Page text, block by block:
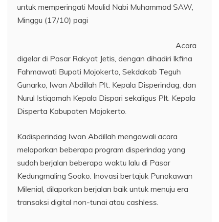
untuk memperingati Maulid Nabi Muhammad SAW,
Minggu (17/10) pagi
Acara
digelar di Pasar Rakyat Jetis, dengan dihadiri Ikfina
Fahmawati Bupati Mojokerto, Sekdakab Teguh
Gunarko, Iwan Abdillah Plt. Kepala Disperindag, dan
Nurul Istiqomah Kepala Dispari sekaligus Plt. Kepala
Disperta Kabupaten Mojokerto.
Kadisperindag Iwan Abdillah mengawali acara
melaporkan beberapa program disperindag yang
sudah berjalan beberapa waktu lalu di Pasar
Kedungmaling Sooko. Inovasi bertajuk Punokawan
Milenial, dilaporkan berjalan baik untuk menuju era
transaksi digital non-tunai atau cashless.